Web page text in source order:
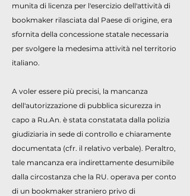
munita di licenza per l'esercizio dell'attività di
bookmaker rilasciata dal Paese di origine, era
sfornita della concessione statale necessaria
per svolgere la medesima attività nel territorio
italiano.
A voler essere più precisi, la mancanza
dell'autorizzazione di pubblica sicurezza in
capo a Ru.An. è stata constatata dalla polizia
giudiziaria in sede di controllo e chiaramente
documentata (cfr. il relativo verbale). Peraltro,
tale mancanza era indirettamente desumibile
dalla circostanza che la RU. operava per conto
di un bookmaker straniero privo di